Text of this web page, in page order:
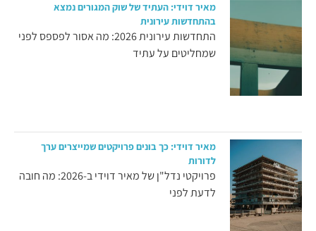
מאיר דוידי: העתיד של שוק המגורים נמצא
בהתחדשות עירונית
התחדשות עירונית 2026: מה אסור לפספס לפני
שמחליטים על עתיד
מאיר דוידי: כך בונים פרויקטים שמייצרים ערך
לדורות
פרויקטי נדל"ן של מאיר דוידי ב-2026: מה חובה
לדעת לפני